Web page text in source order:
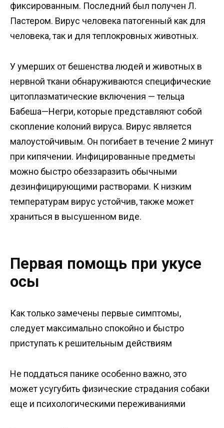
фиксированным. Последний был получен Л.
Пастером. Вирус человека патогенный как для
человека, так и для теплокровных животных.
У умерших от бешенства людей и животных в
нервной ткани обнаруживаются специфические
цитоплазматические включения — тельца
Бабеша—Негри, которые представляют собой
скопление колоний вируса. Вирус является
малоустойчивым. Он погибает в течение 2 минут
при кипячении. Инфицированные предметы
можно быстро обеззаразить обычными
дезинфицирующими растворами. К низким
температурам вирус устойчив, также может
храниться в высушенном виде.
Первая помощь при укусе
осы
Как только замечены первые симптомы,
следует максимально спокойно и быстро
приступать к решительным действиям
Не поддаться панике особенно важно, это
может усугубить физические страдания собаки
еще и психологическими переживаниями